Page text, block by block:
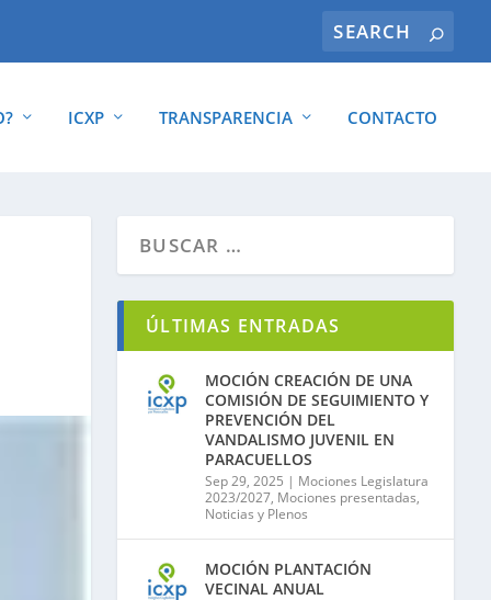
ICXP TRANSPARENCIA CONTACTO
ÚLTIMAS ENTRADAS
MOCIÓN CREACIÓN DE UNA
COMISIÓN DE SEGUIMIENTO Y
PREVENCIÓN DEL
VANDALISMO JUVENIL EN
PARACUELLOS
Sep 29, 2025 | Mociones Legislatura
2023/2027, Mociones presentadas,
Noticias y Plenos
MOCIÓN PLANTACIÓN
VECINAL ANUAL